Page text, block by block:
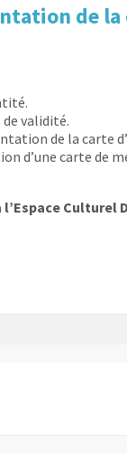
de la
validité.
de la carte
d’une carte de
Culturel